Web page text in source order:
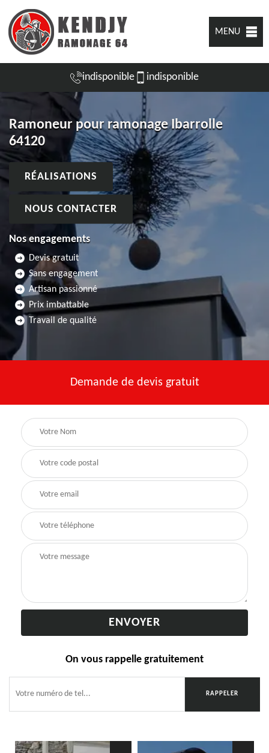
MENU
indisponible indisponible
Ramoneur pour ramonage Ibarrolle
64120
RÉALISATIONS
NOUS CONTACTER
Nos engagements
Devis gratuit
Sans engagement
Artisan passionné
Prix imbattable
Travail de qualité
Demande de devis gratuit
On vous rappelle gratuitement